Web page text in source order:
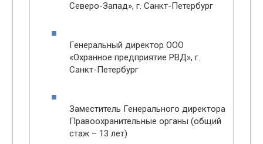
Северо-Запад», г. Санкт-Петербург
Генеральный директор ООО
«Охранное предприятие РВД», г.
Санкт-Петербург
Заместитель Генерального директора
Правоохранительные органы (общий
стаж – 13 лет)